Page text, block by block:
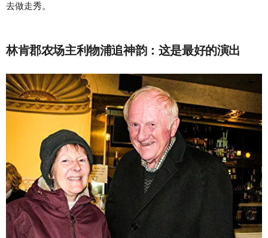
去做走秀。
林肯郡农场主利物浦追神韵：这是最好的演出